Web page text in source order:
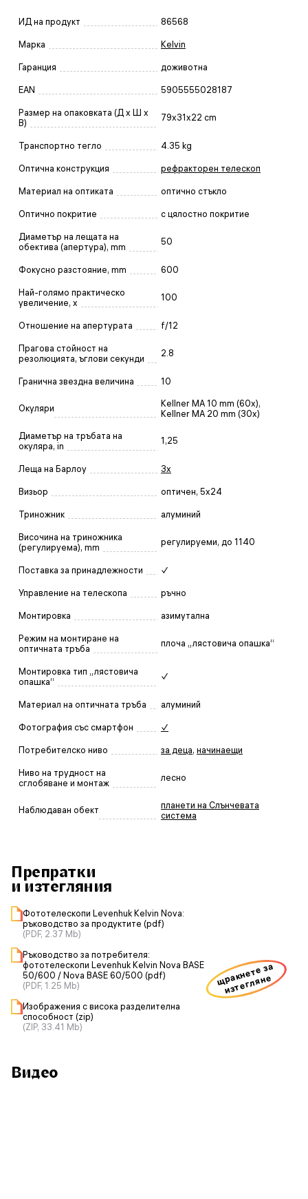
ИД на продукт 86568
Марка Kelvin
Гаранция доживотна
EAN 5905555028187
Размер на опаковката (Д x Ш x
В)
79x31x22 cm
Транспортно тегло 4.35 kg
Оптична конструкция рефракторен телескоп
Материал на оптиката оптично стъкло
Оптично покритие с цялостно покритие
Диаметър на лещата на
обектива (апертура), mm
50
Фокусно разстояние, mm 600
Най-голямо практическо
увеличение, x
100
Отношение на апертурата f/12
Прагова стойност на
резолюцията, ъглови секунди
2.8
Гранична звездна величина 10
Окуляри
Kellner MA 10 mm (60x),
Kellner MA 20 mm (30x)
Диаметър на тръбата на
окуляра, in
1,25
Леща на Барлоу 3x
Визьор оптичен, 5x24
Триножник алуминий
Височина на триножника
(регулируема), mm
регулируеми, до 1140
Поставка за принадлежности ✓
Управление на телескопа ръчно
Монтировка азимутална
Режим на монтиране на
оптичната тръба
плоча „лястовича опашка“
Монтировка тип „лястовича
опашка“
✓
Материал на оптичната тръба алуминий
Фотография със смартфон ✓
Потребителско ниво за деца, начинаещи
Ниво на трудност на
сглобяване и монтаж
лесно
Наблюдаван обект
планети на Слънчевата
система
Препратки
и изтегляния
Фототелескопи Levenhuk Kelvin Nova:
ръководство за продуктите (pdf)
(PDF, 2.37 Mb)
Ръководство за потребителя:
фототелескопи Levenhuk Kelvin Nova BASE
50/600 / Nova BASE 60/500 (pdf)
(PDF, 1.25 Mb)
Изображения с висока разделителна
способност (zip)
(ZIP, 33.41 Mb)
щракнете за
изтегляне
Видео